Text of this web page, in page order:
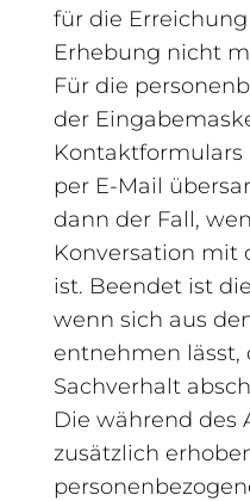
für die
Erhebung nicht
Für die
der
per E-Mail
dann der Fall,
Konversation mit
ist. Beendet ist
wenn sich aus
entnehmen lässt,
Sachverhalt
Die während des
zusätzlich